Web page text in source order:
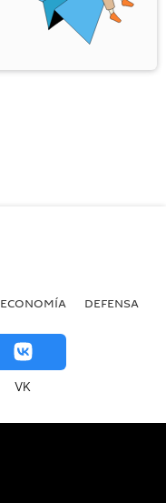
ECONOMÍA DEFENSA
VK